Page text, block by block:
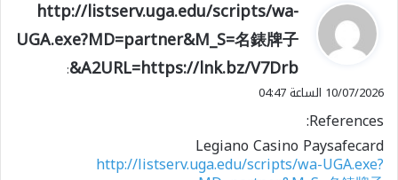
ي
ق
ل
http://listserv.uga.edu/scripts/wa-
UGA.exe?MD=partner&M_S=名錶牌子
&A2URL=https://lnk.bz/V7Drb
:
10/07/2026 الساعة 04:47
References:
Legiano Casino Paysafecard
http://listserv.uga.edu/scripts/wa-UGA.exe?